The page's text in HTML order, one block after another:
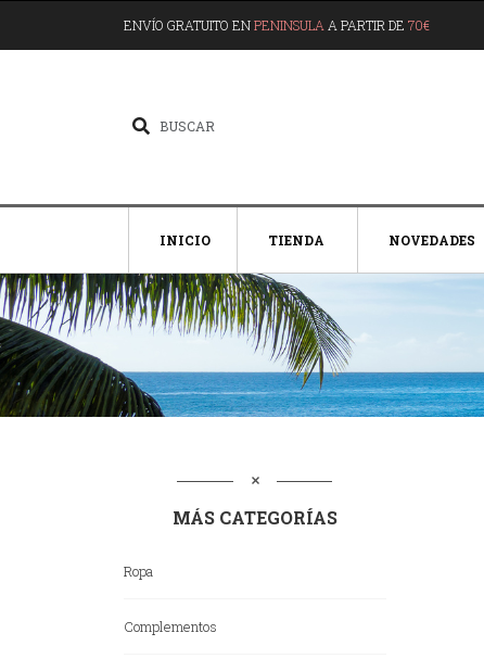
ENVÍO GRATUITO ENPENINSULA A PARTIR DE 70€
INICIO TIENDA NOVEDADES
MÁS CATEGORÍAS
Ropa
Complementos